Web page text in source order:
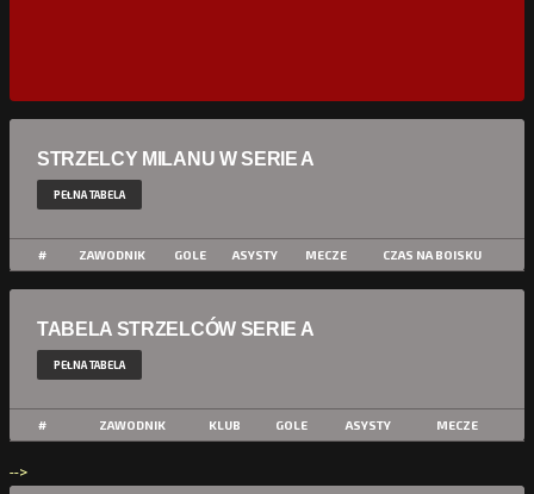
STRZELCY MILANU W SERIE A
PEŁNA TABELA
# ZAWODNIK GOLE ASYSTY MECZE CZAS NA BOISKU
TABELA STRZELCÓW SERIE A
PEŁNA TABELA
# ZAWODNIK KLUB GOLE ASYSTY MECZE
-->